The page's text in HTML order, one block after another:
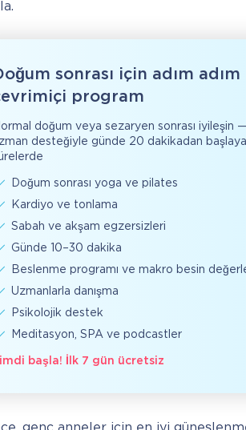
sonrası için adım adım
program
doğum veya sezaryen sonrası iyileşin —
desteğiyle günde 20 dakikadan
Doğum sonrası yoga ve pilates
Kardiyo ve tonlama
Sabah ve akşam egzersizleri
Günde 10–30 dakika
Beslenme programı ve makro besin
Uzmanlarla danışma
Psikolojik destek
Meditasyon, SPA ve podcastler
başla! İlk 7 gün ücretsiz